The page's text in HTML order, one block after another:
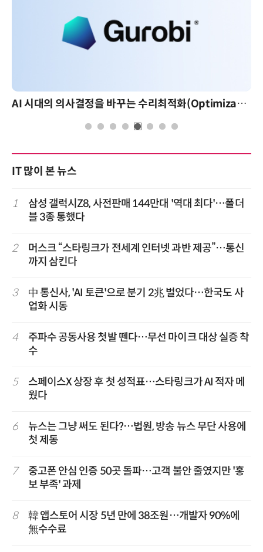
AI 시대의 의사결정을 바꾸는 수리최적화(Optimization): 실제 산업 적용 사례와 활용 전략
IT 많이 본 뉴스
1
삼성 갤럭시Z8, 사전판매 144만대 '역대 최다'…폴더
블 3종 통했다
2
머스크 “스타링크가 전세계 인터넷 과반 제공”…통신
까지 삼킨다
3
中 통신사, 'AI 토큰'으로 분기 2兆 벌었다…한국도 사
업화 시동
4
주파수 공동사용 첫발 뗀다…무선 마이크 대상 실증 착
수
5
스페이스X 상장 후 첫 성적표…스타링크가 AI 적자 메
웠다
6
뉴스는 그냥 써도 된다?…법원, 방송 뉴스 무단 사용에
첫 제동
7
중고폰 안심 인증 50곳 돌파…고객 불안 줄였지만 '홍
보 부족' 과제
8
韓 앱스토어 시장 5년 만에 38조원…개발자 90%에
無수수료